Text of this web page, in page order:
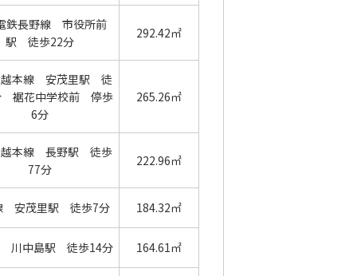
鉄長野線 市役所前
駅 徒歩22分
292.42㎡
越本線 安茂里駅 徒
裾花中学校前 停歩
6分
265.26㎡
越本線 長野駅 徒歩
77分
222.96㎡
安茂里駅 徒歩7分 184.32㎡
川中島駅 徒歩14分 164.61㎡